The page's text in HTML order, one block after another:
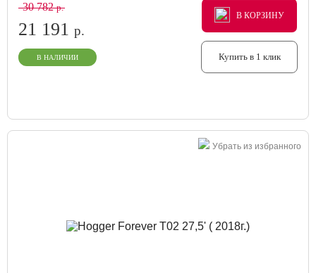
30 782р.
21 191 р.
В НАЛИЧИИ
В КОРЗИНУ
В КОРЗИНУ
В КОРЗИНУ
Купить в 1 клик
Убрать из избранного